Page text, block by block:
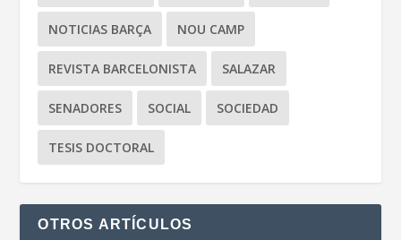
NOTICIAS BARÇA NOU CAMP
REVISTA BARCELONISTA SALAZAR
SENADORES SOCIAL SOCIEDAD
TESIS DOCTORAL
OTROS ARTÍCULOS